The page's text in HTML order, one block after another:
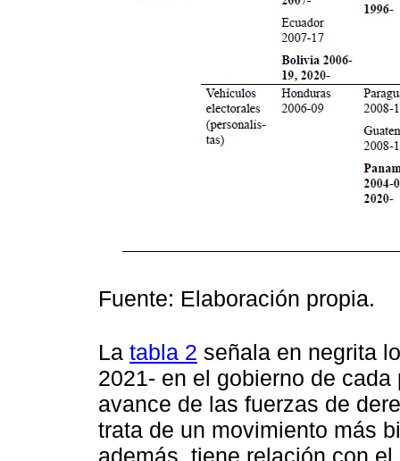
Fuente: Elaboración propia.
La tabla 2 señala en negrita
2021- en el gobierno de
avance de las fuerzas de
trata de un movimiento más
además, tiene relación con